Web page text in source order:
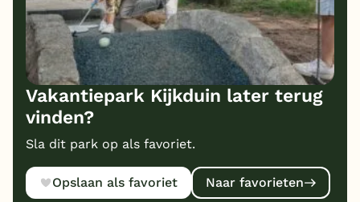
Vakantiepark Kijkduin later terug
vinden?
Sla dit park op als favoriet.
Opslaan als favoriet Naar favorieten